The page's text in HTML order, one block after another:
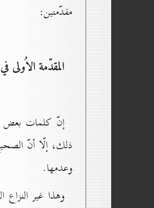
مقدّمتين:
المقدّمة الاُولى
إنّ كلمات بعض
ذلك، إلّا أنّ
وعدمها.
وهذا غير النزاع